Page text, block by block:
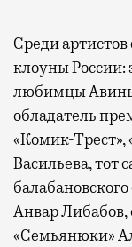
Среди
клоуны России:
любимцы
обладатель
«Комик-Трест»,
Васильева, тот
Анвар Либабов,
«Семьянюки»